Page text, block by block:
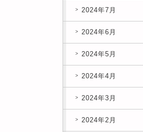
2024年7月
2024年6月
2024年5月
2024年4月
2024年3月
2024年2月